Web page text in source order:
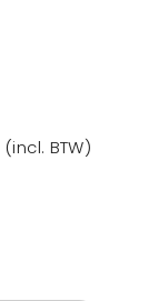
(incl. BTW)